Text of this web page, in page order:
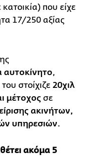
που είχε
17/250 αξίας
αυτοκίνητο,
στοίχιζε 20χιλ
μέτοχος σε
ακινήτων,
υπηρεσιών.
ακόμα 5